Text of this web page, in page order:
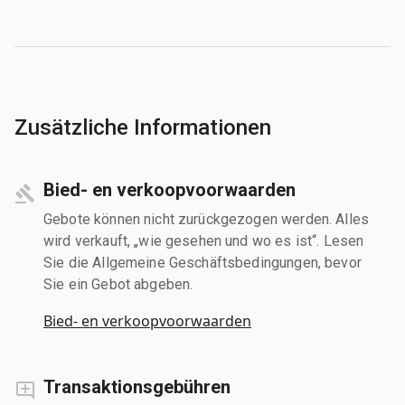
Zusätzliche Informationen
Bied- en verkoopvoorwaarden
Gebote können nicht zurückgezogen werden. Alles
wird verkauft, „wie gesehen und wo es ist“. Lesen
Sie die Allgemeine Geschäftsbedingungen, bevor
Sie ein Gebot abgeben.
Bied- en verkoopvoorwaarden
Transaktionsgebühren